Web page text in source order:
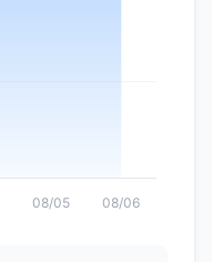
08/05 08/06